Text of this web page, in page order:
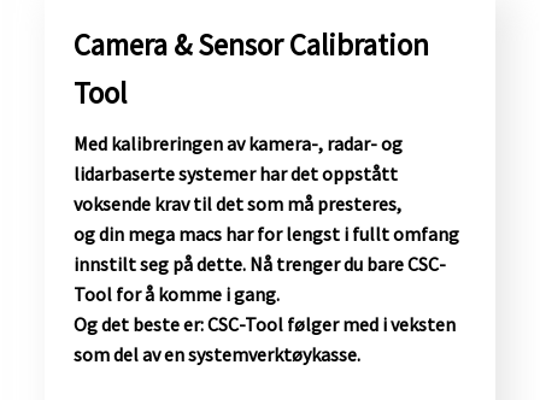
​Camera & Sensor Calibration
Tool
Med kalibreringen av kamera-, radar- og
lidarbaserte systemer har det oppstått
voksende krav til det som må presteres,
og din mega macs har for lengst i fullt omfang
innstilt seg på dette. Nå trenger du bare CSC-
Tool for å komme i gang.
Og det beste er: CSC-Tool følger med i veksten
som del av en systemverktøykasse.